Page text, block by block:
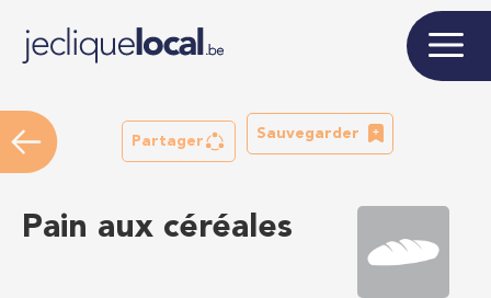
Partager
Sauvegarder
Pain aux céréales